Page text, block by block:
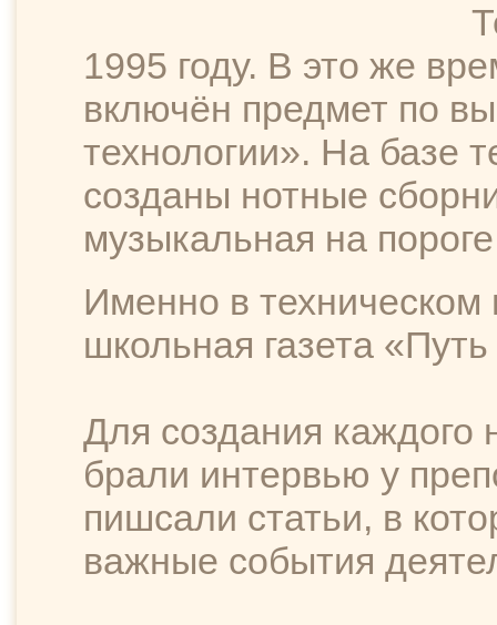
1995 году. В это же
включён предмет по
технологии». На базе
созданы нотные
музыкальная на
Именно в техническом
школьная газета
Для создания
брали интервью у
пишсали статьи, в
важные события